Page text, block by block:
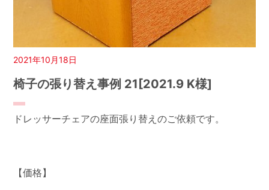
2021年10月18日
椅子の張り替え事例 21[2021.9 K様]
ドレッサーチェアの座面張り替えのご依頼です。
【価格】